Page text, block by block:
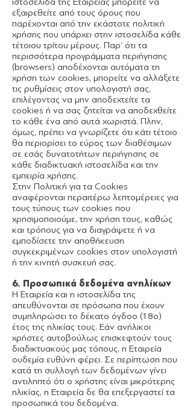
εξαιρεθείτε από τους όρους που
παρέχονται από την εκάστοτε πολιτική
χρήσης που υπάρχει στην ιστοσελίδα κάθε
τέτοιου τρίτου μέρους. Παρ’ ότι τα
περισσότερα προγράμματα περιήγησης
(browsers) αποδέχονται αυτόματα τη
χρήση των cookies, μπορείτε να αλλάξετε
τις ρυθμίσεις στον υπολογιστή σας,
επιλέγοντας να μην αποδεχτείτε τα
cookies ή να σας ζητείται να αποδεχθείτε
το κάθε ένα από αυτά χωριστά. Πλην,
όμως, πρέπει να γνωρίζετε ότι κάτι τέτοιο
θα περιορίσει το εύρος των διαθέσιμων
σε εσάς δυνατοτήτων περιήγησης σε
κάθε διαδικτυακή ιστοσελίδα και την
εμπειρία χρήσης.
Στην Πολιτική για τα Cookies
αναφέρονται περαιτέρω λεπτομέρειες για
τους τύπους των cookies που
χρησιμοποιούμε, την χρήση τους, καθώς
και τρόπους για να διαγράψετε ή να
εμποδίσετε την αποθήκευση
συγκεκριμένων cookies στον υπολογιστή
ή την κινητή συσκευή σας.
6. Προσωπικά δεδομένα ανηλίκων
Η Εταιρεία και η ιστοσελίδα της
απευθύνονται σε πρόσωπα που έχουν
συμπληρώσει το δέκατο όγδοο (18ο)
έτος της ηλικίας τους. Εάν ανήλικοι
χρήστες αυτοβούλως επισκεφτούν τους
διαδικτυακούς μας τόπους, η Εταιρεία
ουδεμία ευθύνη φέρει. Σε περίπτωση που
κατά τη συλλογή των δεδομένων γίνει
αντιληπτό ότι ο χρήστης είναι μικρότερης
ηλικίας, η Εταιρεία δε θα επεξεργαστεί τα
προσωπικά του δεδομένα.